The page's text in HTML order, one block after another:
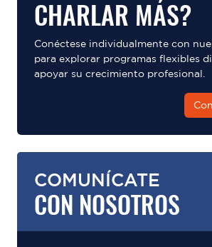
CHARLAR MÁS?
Conéctese individualmente con
para explorar programas flexibles
apoyar su crecimiento profesional.
COMUNÍCATE
CON NOSOTROS